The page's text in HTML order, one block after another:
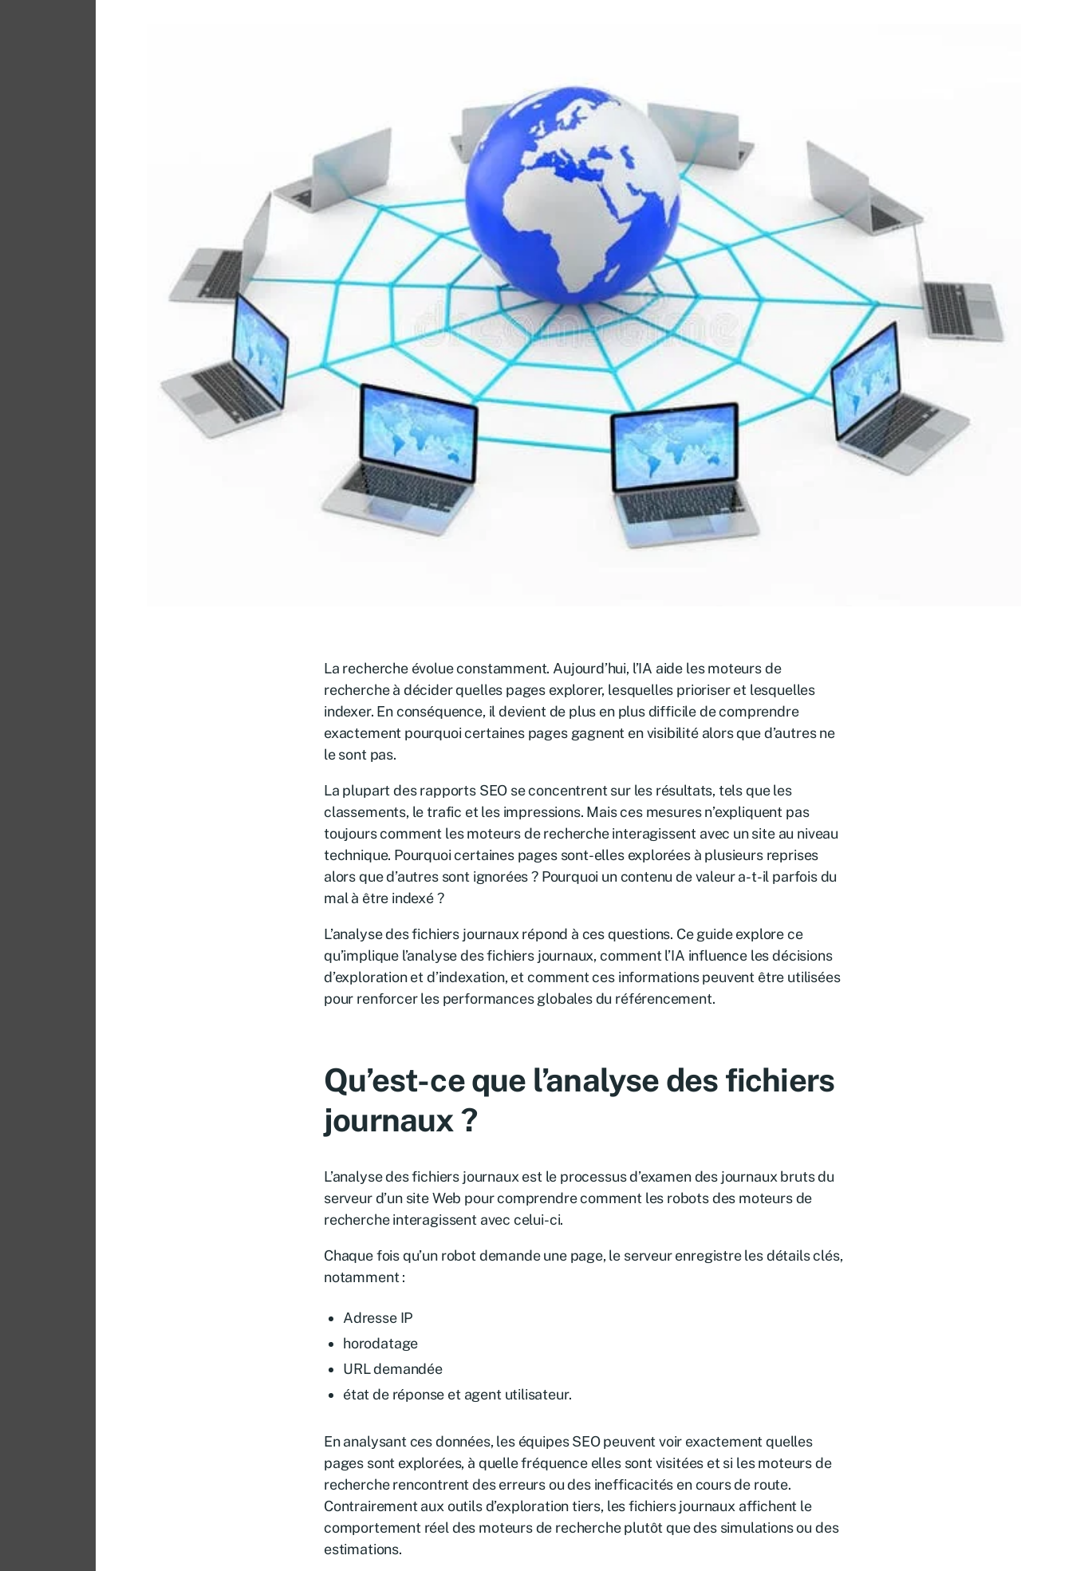
La recherche évolue constamment. Aujourd’hui, l’IA aide les moteurs de
recherche à décider quelles pages explorer, lesquelles prioriser et lesquelles
indexer. En conséquence, il devient de plus en plus difficile de comprendre
exactement pourquoi certaines pages gagnent en visibilité alors que d’autres ne
le sont pas.
La plupart des rapports SEO se concentrent sur les résultats, tels que les
classements, le trafic et les impressions. Mais ces mesures n’expliquent pas
toujours comment les moteurs de recherche interagissent avec un site au niveau
technique. Pourquoi certaines pages sont-elles explorées à plusieurs reprises
alors que d’autres sont ignorées ? Pourquoi un contenu de valeur a-t-il parfois du
mal à être indexé ?
L’analyse des fichiers journaux répond à ces questions. Ce guide explore ce
qu’implique l’analyse des fichiers journaux, comment l’IA influence les décisions
d’exploration et d’indexation, et comment ces informations peuvent être utilisées
pour renforcer les performances globales du référencement.
Qu’est-ce que l’analyse des fichiers
journaux ?
L’analyse des fichiers journaux est le processus d’examen des journaux bruts du
serveur d’un site Web pour comprendre comment les robots des moteurs de
recherche interagissent avec celui-ci.
Chaque fois qu’un robot demande une page, le serveur enregistre les détails clés,
notamment :
Adresse IP
horodatage
URL demandée
état de réponse et agent utilisateur.
En analysant ces données, les équipes SEO peuvent voir exactement quelles
pages sont explorées, à quelle fréquence elles sont visitées et si les moteurs de
recherche rencontrent des erreurs ou des inefficacités en cours de route.
Contrairement aux outils d’exploration tiers, les fichiers journaux affichent le
comportement réel des moteurs de recherche plutôt que des simulations ou des
estimations.